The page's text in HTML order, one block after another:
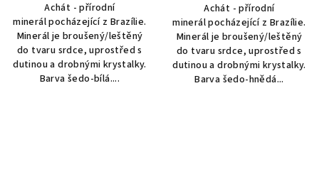
Achát - přírodní
minerál pocházející z Brazílie.
Minerál je broušený/leštěný
do tvaru srdce, uprostřed s
dutinou a drobnými krystalky.
Barva šedo-bílá....
Achát - přírodní
minerál pocházející z Brazílie.
Minerál je broušený/leštěný
do tvaru srdce, uprostřed s
dutinou a drobnými krystalky.
Barva šedo-hnědá...